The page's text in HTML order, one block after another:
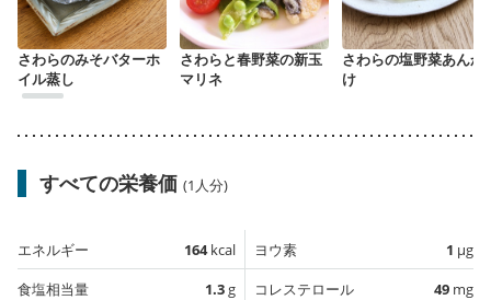
さわらのみそバターホ
イル蒸し
さわらと春野菜の新玉
マリネ
さわらの塩野菜あんか
け
すべての栄養価 (1人分)
エネルギー 164kcal
食塩相当量
1.3g
ヨウ素 1 µg
コレステロール
49 mg